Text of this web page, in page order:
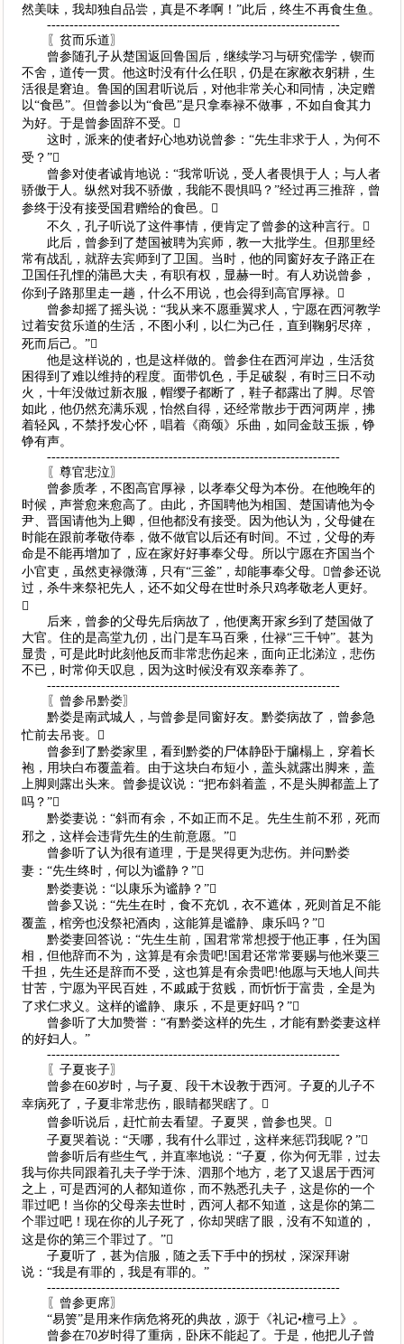
然美味，我却独自品尝，真是不孝啊！”此后，终生不再食生鱼。
-----------------------------------------------------------------
〖贫而乐道〗
曾参随孔子从楚国返回鲁国后，继续学习与研究儒学，锲而
不舍，道传一贯。他这时没有什么任职，仍是在家敝衣躬耕，生
活很是窘迫。鲁国的国君听说后，对他非常关心和同情，决定赠
以“食邑”。但曾参以为“食邑”是只拿奉禄不做事，不如自食其力
为好。于是曾参固辞不受。
这时，派来的使者好心地劝说曾参：“先生非求于人，为何不
受？”
曾参对使者诚肯地说：“我常听说，受人者畏惧于人；与人者
骄傲于人。纵然对我不骄傲，我能不畏惧吗？”经过再三推辞，曾
参终于没有接受国君赠给的食邑。
不久，孔子听说了这件事情，便肯定了曾参的这种言行。
此后，曾参到了楚国被聘为宾师，教一大批学生。但那里经
常有战乱，就辞去宾师到了卫国。当时，他的同窗好友子路正在
卫国任孔悝的蒲邑大夫，有职有权，显赫一时。有人劝说曾参，
你到子路那里走一趟，什么不用说，也会得到高官厚禄。
曾参却摇了摇头说：“我从来不愿垂翼求人，宁愿在西河教学
过着安贫乐道的生活，不图小利，以仁为己任，直到鞠躬尽瘁，
死而后己。”
他是这样说的，也是这样做的。曾参住在西河岸边，生活贫
困得到了难以维持的程度。面带饥色，手足破裂，有时三日不动
火，十年没做过新衣服，帽缨子都断了，鞋子都露出了脚。尽管
如此，他仍然充满乐观，怡然自得，还经常散步于西河两岸，拂
着轻风，不禁抒发心怀，唱着《商颂》乐曲，如同金鼓玉振，铮
铮有声。
-----------------------------------------------------------------
〖尊官悲泣〗
曾参质孝，不图高官厚禄，以孝奉父母为本份。在他晚年的
时候，声誉愈来愈高了。由此，齐国聘他为相国、楚国请他为令
尹、晋国请他为上卿，但他都没有接受。因为他认为，父母健在
时能在跟前孝敬侍奉，做不做官以后还有时间。不过，父母的寿
命是不能再增加了，应在家好好事奉父母。所以宁愿在齐国当个
小官吏，虽然吏禄微薄，只有“三釜”，却能事奉父母。曾参还说
过，杀牛来祭祀先人，还不如父母在世时杀只鸡孝敬老人更好。

后来，曾参的父母先后病故了，他便离开家乡到了楚国做了
大官。住的是高堂九仞，出门是车马百乘，仕禄“三千钟”。甚为
显贵，可是此时此刻他反而非常悲伤起来，面向正北涕泣，悲伤
不已，时常仰天叹息，因为这时候没有双亲奉养了。
-----------------------------------------------------------------
〖曾参吊黔娄〗
黔娄是南武城人，与曾参是同窗好友。黔娄病故了，曾参急
忙前去吊丧。
曾参到了黔娄家里，看到黔娄的尸体静卧于牖榻上，穿着长
袍，用块白布覆盖着。由于这块白布短小，盖头就露出脚来，盖
上脚则露出头来。曾参提议说：“把布斜着盖，不是头脚都盖上了
吗？”
黔娄妻说：“斜而有余，不如正而不足。先生生前不邪，死而
邪之，这样会违背先生的生前意愿。”
曾参听了认为很有道理，于是哭得更为悲伤。并问黔娄
妻：“先生终时，何以为谧静？”
黔娄妻说：“以康乐为谧静？”
曾参又说：“先生在时，食不充饥，衣不遮体，死则首足不能
覆盖，棺旁也没祭祀酒肉，这能算是谧静、康乐吗？”
黔娄妻回答说：“先生生前，国君常常想授于他正事，任为国
相，但他辞而不为，这算是有余贵吧!国君还常常要赐与他米粟三
千担，先生还是辞而不受，这也算是有余贵吧!他愿与天地人间共
甘苦，宁愿为平民百姓，不戚戚于贫贱，而忻忻于富贵，全是为
了求仁求义。这样的谧静、康乐，不是更好吗？”
曾参听了大加赞誉：“有黔娄这样的先生，才能有黔娄妻这样
的好妇人。”
-----------------------------------------------------------------
〖子夏丧子〗
曾参在60岁时，与子夏、段干木设教于西河。子夏的儿子不
幸病死了，子夏非常悲伤，眼睛都哭瞎了。
曾参听说后，赶忙前去看望。子夏哭，曾参也哭。
子夏哭着说：“天哪，我有什么罪过，这样来惩罚我呢？”
曾参听后有些生气，并直率地说：“子夏，你为何无罪，过去
我与你共同跟着孔夫子学于洙、泗那个地方，老了又退居于西河
之上，可是西河的人都知道你，而不熟悉孔夫子，这是你的一个
罪过吧！当你的父母亲去世时，西河人都不知道，这是你的第二
个罪过吧！现在你的儿子死了，你却哭瞎了眼，没有不知道的，
这是你的第三个罪过了。”
子夏听了，甚为信服，随之丢下手中的拐杖，深深拜谢
说：“我是有罪的，我是有罪的。”
-----------------------------------------------------------------
〖曾参更席〗
“易箦”是用来作病危将死的典故，源于《礼记•檀弓上》。
曾参在70岁时得了重病，卧床不能起了。于是，他把儿子曾